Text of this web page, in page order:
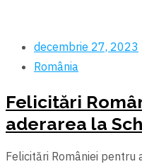
decembrie 27, 2023
România
Felicitări
aderarea la
Felicitări României pentru